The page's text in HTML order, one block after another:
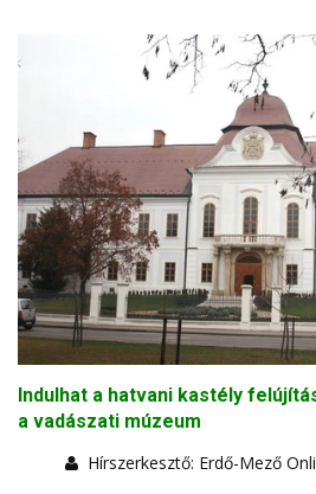
Indulhat a hatvani kastély
a vadászati múzeum
Hírszerkesztő: Erdő-Mező